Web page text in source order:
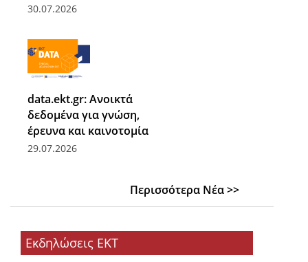
30.07.2026
data.ekt.gr: Ανοικτά
δεδομένα για γνώση,
έρευνα και καινοτομία
29.07.2026
Περισσότερα Νέα >>
Εκδηλώσεις ΕΚΤ